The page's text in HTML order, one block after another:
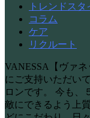
トレンドスタ
コラム
ケア
リクルート
VANESSA【ヴァ
にご支持いただい
ロンです。 今も、
敵にできるよう上